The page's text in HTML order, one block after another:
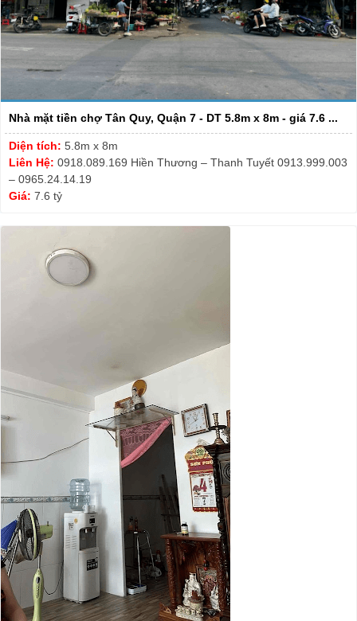
Nhà mặt tiền chợ Tân Quy, Quận 7 - DT 5.8m x 8m - giá 7.6 ...
Diện tích: 5.8m x 8m
Liên Hệ: 0918.089.169 Hiền Thương – Thanh Tuyết 0913.999.003
– 0965.24.14.19
Giá: 7.6 tỷ